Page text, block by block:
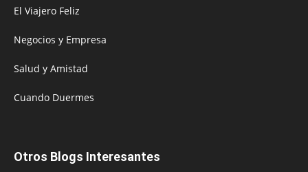
El Viajero Feliz
Negocios y Empresa
Salud y Amistad
Cuando Duermes
Otros Blogs Interesantes